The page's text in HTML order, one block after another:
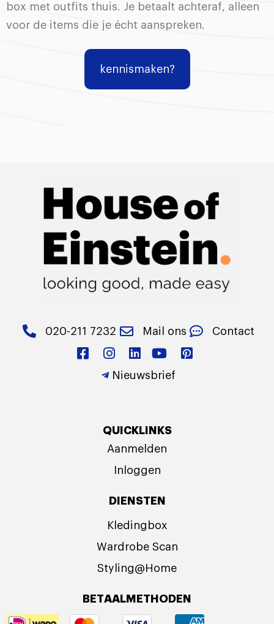
box met outfits thuis. Je betaalt achteraf, alleen
voor de items die je écht aanspreken.
kennismaken?
020-211 7232 Mail ons Contact
Nieuwsbrief
QUICKLINKS
Aanmelden
Inloggen
DIENSTEN
Kledingbox
Wardrobe Scan
Styling@Home
BETAALMETHODEN